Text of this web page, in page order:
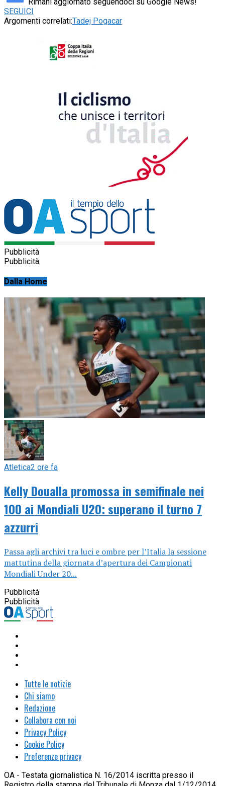
SEGUICI
Argomenti correlati:Tadej Pogacar
Pubblicità
Pubblicità
Dalla Home
Atletica2 ore fa
Kelly Doualla promossa in semifinale nei
100 ai Mondiali U20: superano il turno 7
azzurri
Passa agli archivi tra luci e ombre per l’Italia la sessione
mattutina della giornata d’apertura dei Campionati
Mondiali Under 20...
Pubblicità
Pubblicità
Tutte le notizie
Chi siamo
Redazione
Collabora con noi
Privacy Policy
Cookie Policy
Preferenze privacy
OA - Testata giornalistica N. 16/2014 iscritta presso il